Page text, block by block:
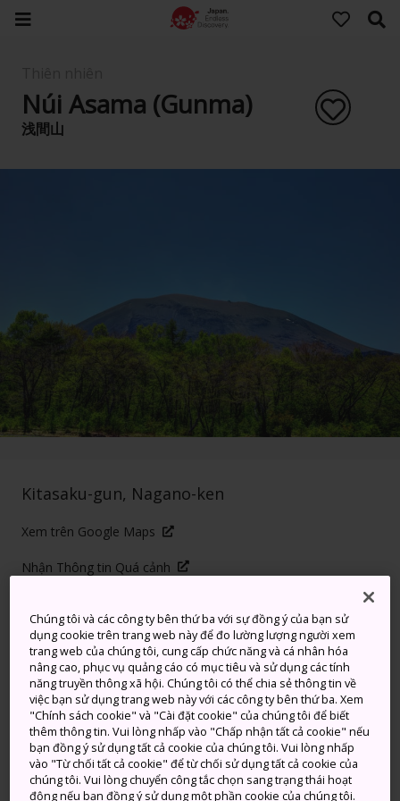
Núi Asama (Gunma)
浅間山
Kitasaku-gun, Nagano-ken
Xem trên Google Maps
Nhận Thông tin Quá cảnh
TỪ KHÓA BẢN ĐỒ
Âm ỉ trong lòng đất
Lần phun trào gần đây nhất của Đỉnh núi Asama là
vào năm 2009, nhưng đỉnh núi này vẫn không ngừng
thở hổn hển để cho chúng ta biết nó vẫn còn sống.
Chúng tôi và các công ty bên thứ ba với sự đồng ý của bạn sử
dụng cookie trên trang web này để đo lường lượng người xem
trang web của chúng tôi, cung cấp chức năng và cá nhân hóa
nâng cao, phục vụ quảng cáo có mục tiêu và sử dụng các tính
năng truyền thông xã hội. Chúng tôi có thể chia sẻ thông tin về
việc bạn sử dụng trang web này với các công ty bên thứ ba. Xem
"Chính sách cookie" và "Cài đặt cookie" của chúng tôi để biết
thêm thông tin. Vui lòng nhấp vào "Chấp nhận tất cả cookie" nếu
bạn đồng ý sử dụng tất cả cookie của chúng tôi. Vui lòng nhấp
vào "Từ chối tất cả cookie" để từ chối sử dụng tất cả cookie của
chúng tôi. Vui lòng chuyển công tắc chọn sang trạng thái hoạt
động nếu bạn đồng ý sử dụng một phần cookie của chúng tôi.